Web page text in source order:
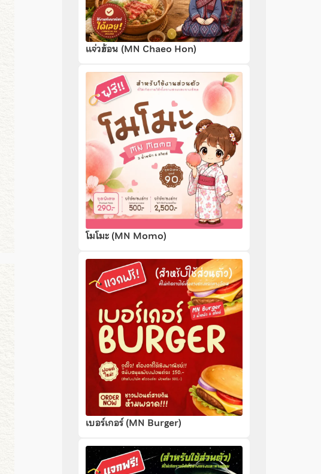
แจ่วฮ้อน (MN Chaeo Hon)
โมโมะ (MN Momo)
เบอร์เกอร์ (MN Burger)